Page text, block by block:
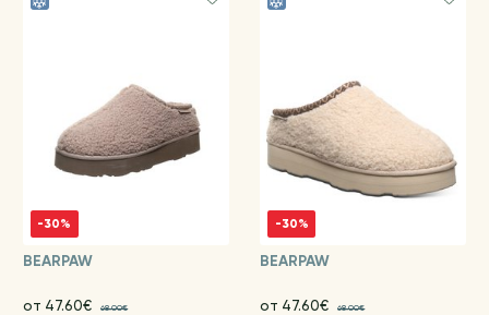
-30%
BEARPAW
от 47.60€ 68.00€
-30%
BEARPAW
от 47.60€ 68.00€